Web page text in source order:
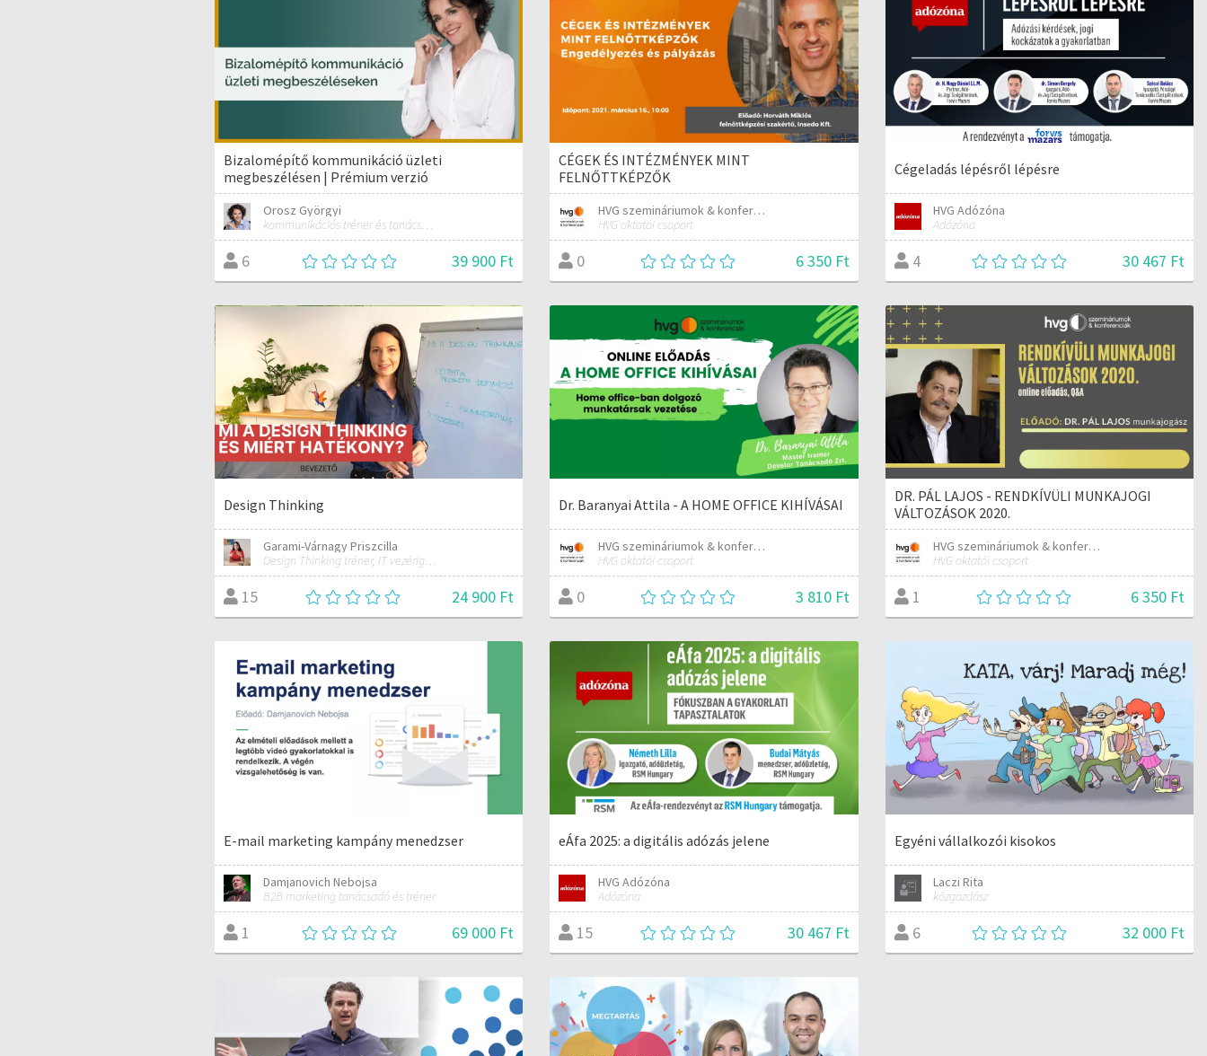
Bizalomépítő kommunikáció üzleti
megbeszélésen | Prémium verzió
Orosz Györgyi
kommunikációs tréner és tanácsadó
6 39 900 Ft
CÉGEK ÉS INTÉZMÉNYEK MINT
FELNŐTTKÉPZŐK
HVG szemináriumok & konferenciák
HVG oktatói csoport
0 6 350 Ft
Cégeladás lépésről lépésre
HVG Adózóna
Adózóna
4 30 467 Ft
Design Thinking
Garami-Várnagy Priszcilla
Design Thinking tréner, IT vezérigazgató
15 24 900 Ft
Dr. Baranyai Attila - A HOME OFFICE KIHÍVÁSAI
HVG szemináriumok & konferenciák
HVG oktatói csoport
0 3 810 Ft
DR. PÁL LAJOS - RENDKÍVÜLI MUNKAJOGI
VÁLTOZÁSOK 2020.
HVG szemináriumok & konferenciák
HVG oktatói csoport
1 6 350 Ft
E-mail marketing kampány menedzser
Damjanovich Nebojsa
B2B marketing tanácsadó és tréner
1 69 000 Ft
eÁfa 2025: a digitális adózás jelene
HVG Adózóna
Adózóna
15 30 467 Ft
Egyéni vállalkozói kisokos
Laczi Rita
közgazdász
6 32 000 Ft